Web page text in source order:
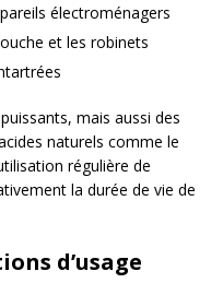
électroménagers
et les robinets
mais aussi des
naturels comme le
régulière de
la durée de vie de
d’usage